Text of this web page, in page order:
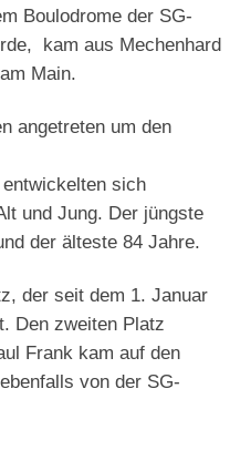
Boulodrome der SG-
kam aus Mechenhard
Main.
angetreten um den
sich
und Jung. Der jüngste
der älteste 84 Jahre.
der seit dem 1. Januar
Den zweiten Platz
Frank kam auf den
von der SG-